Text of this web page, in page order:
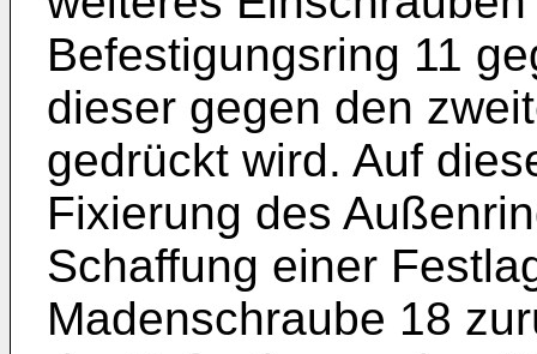
Befestigungsring 11
dieser gegen den
gedrückt wird. Auf
Fixierung des
Schaffung einer
Madenschraube 18